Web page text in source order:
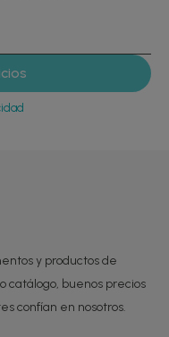
y productos de
catálogo, buenos precios
confían en nosotros.